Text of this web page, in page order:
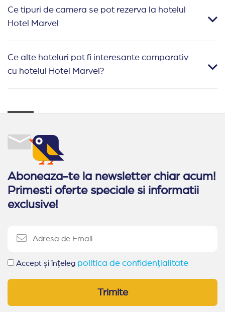
Ce tipuri de camera se pot rezerva la hotelul
Hotel Marvel
Ce alte hoteluri pot fi interesante comparativ
cu hotelul Hotel Marvel?
Aboneaza-te la newsletter chiar acum!
Primesti oferte speciale si informatii
exclusive!
Accept și înțeleg politica de confidențialitate
Trimite